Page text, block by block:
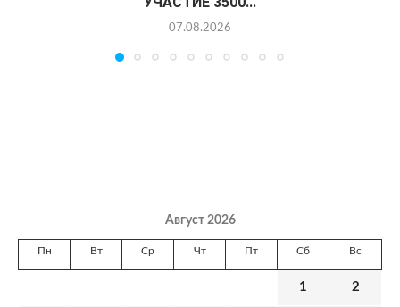
07.08.2026
Август 2026
Пн Вт Ср Чт Пт Сб Вс
1 2